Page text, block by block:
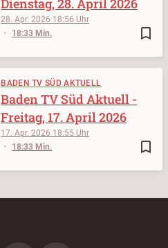
bookmark_border
28. Apr. 2026 18:56
18:33 Min.
Dienstag, 28. April 2026
BADEN TV SÜD AKTUELL
bookmark_border
17. Apr. 2026 18:55
18:33 Min.
Baden TV Süd Aktuell -
Freitag, 17. April 2026